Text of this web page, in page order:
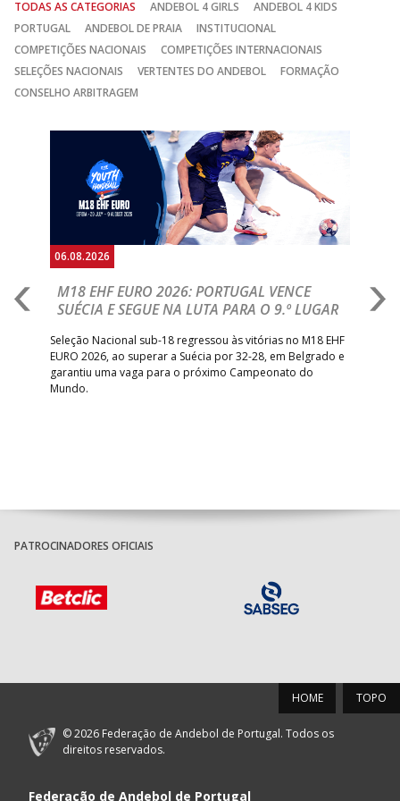
TODAS AS CATEGORIAS ANDEBOL 4 GIRLS
ANDEBOL 4 KIDS
PORTUGAL
ANDEBOL DE PRAIA
INSTITUCIONAL
COMPETIÇÕES NACIONAIS
COMPETIÇÕES INTERNACIONAIS
SELEÇÕES NACIONAIS
VERTENTES DO ANDEBOL
FORMAÇÃO
CONSELHO ARBITRAGEM
06.08.2026
M18 EHF EURO 2026: PORTUGAL VENCE
SUÉCIA E SEGUE NA LUTA PARA O 9.º LUGAR
Seleção Nacional sub-18 regressou às vitórias no M18 EHF
EURO 2026, ao superar a Suécia por 32-28, em Belgrado e
garantiu uma vaga para o próximo Campeonato do
Mundo.
PATROCINADORES OFICIAIS
TOPO
HOME
© 2026 Federação de Andebol de Portugal. Todos os
direitos reservados.
Federação de Andebol de Portugal